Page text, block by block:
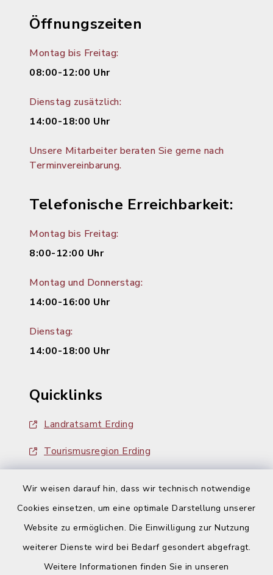
Wir weisen darauf hin, dass wir technisch notwendige
Cookies einsetzen, um eine optimale Darstellung unserer
Website zu ermöglichen. Die Einwilligung zur Nutzung
weiterer Dienste wird bei Bedarf gesondert abgefragt.
Weitere Informationen finden Sie in unseren
Öffnungszeiten
Montag bis Freitag:
08:00-12:00 Uhr
Dienstag zusätzlich:
14:00-18:00 Uhr
Unsere Mitarbeiter beraten Sie gerne nach
Terminvereinbarung.
Telefonische Erreichbarkeit:
Montag bis Freitag:
8:00-12:00 Uhr
Montag und Donnerstag:
14:00-16:00 Uhr
Dienstag:
14:00-18:00 Uhr
Quicklinks
Landratsamt Erding
Tourismusregion Erding
Kontakt